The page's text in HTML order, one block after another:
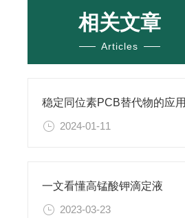
相关文章
Articles
稳定同位素PCB替代物的应用
2024-01-11
一文看懂高锰酸钾滴定液
2023-03-23